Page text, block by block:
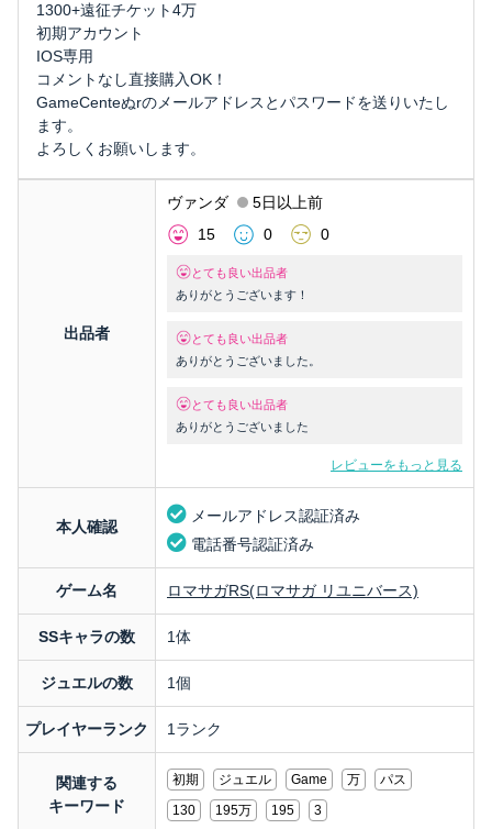
1300+遠征チケット4万
初期アカウント
IOS専用
コメントなし直接購入OK！
GameCenteぬrのメールアドレスとパスワードを送りいたし
ます。
よろしくお願いします。
出品者
ヴァンダ
5日以上前
15
0 0
とても良い出品者
ありがとうございます！
とても良い出品者
ありがとうございました。
とても良い出品者
ありがとうございました
レビューをもっと見る
本人確認
メールアドレス認証済み
電話番号認証済み
ゲーム名 ロマサガRS(ロマサガ リユニバース)
SSキャラの数 1体
ジュエルの数 1個
プレイヤーランク 1ランク
関連する
キーワード
初期 ジュエル Game 万
パス
130
195万 195 3